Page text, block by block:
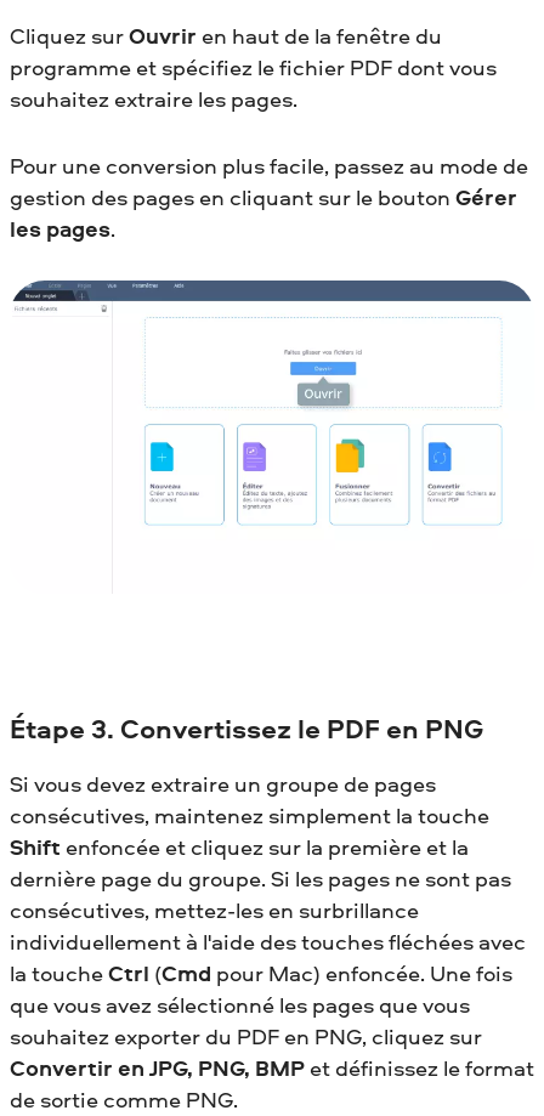
Cliquez surOuvrir en haut de la fenêtre du
programme et spécifiez le fichier PDF dont vous
souhaitez extraire les pages.
Pour une conversion plus facile, passez au mode de
gestion des pages en cliquant sur le bouton Gérer
les pages.
Étape 3. Convertissez le PDF en PNG
Si vous devez extraire un groupe de pages
consécutives, maintenez simplement la touche
Shift enfoncée et cliquez sur la première et la
dernière page du groupe. Si les pages ne sont pas
consécutives, mettez-les en surbrillance
individuellement à l'aide des touches fléchées avec
la toucheCtrl (Cmd pour Mac) enfoncée. Une fois
que vous avez sélectionné les pages que vous
souhaitez exporter du PDF en PNG, cliquez sur
Convertir en JPG, PNG, BMP et définissez le format
de sortie comme PNG.